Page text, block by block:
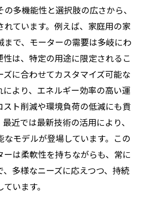
多機能性と選択肢の広さから、
れています。例えば、家庭用の家
まで、モーターの需要は多岐にわ
性は、特定の用途に限定されるこ
ズに合わせてカスタマイズ可能な
により、エネルギー効率の高い運
スト削減や環境負荷の低減にも貢
近では最新技術の活用により、
なモデルが登場しています。この
ーは柔軟性を持ちながらも、常に
多様なニーズに応えつつ、持続
います。